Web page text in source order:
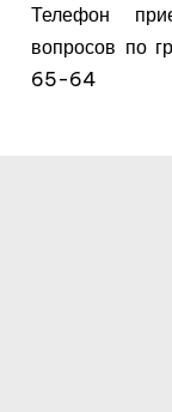
Телефон
вопросов по
65-64